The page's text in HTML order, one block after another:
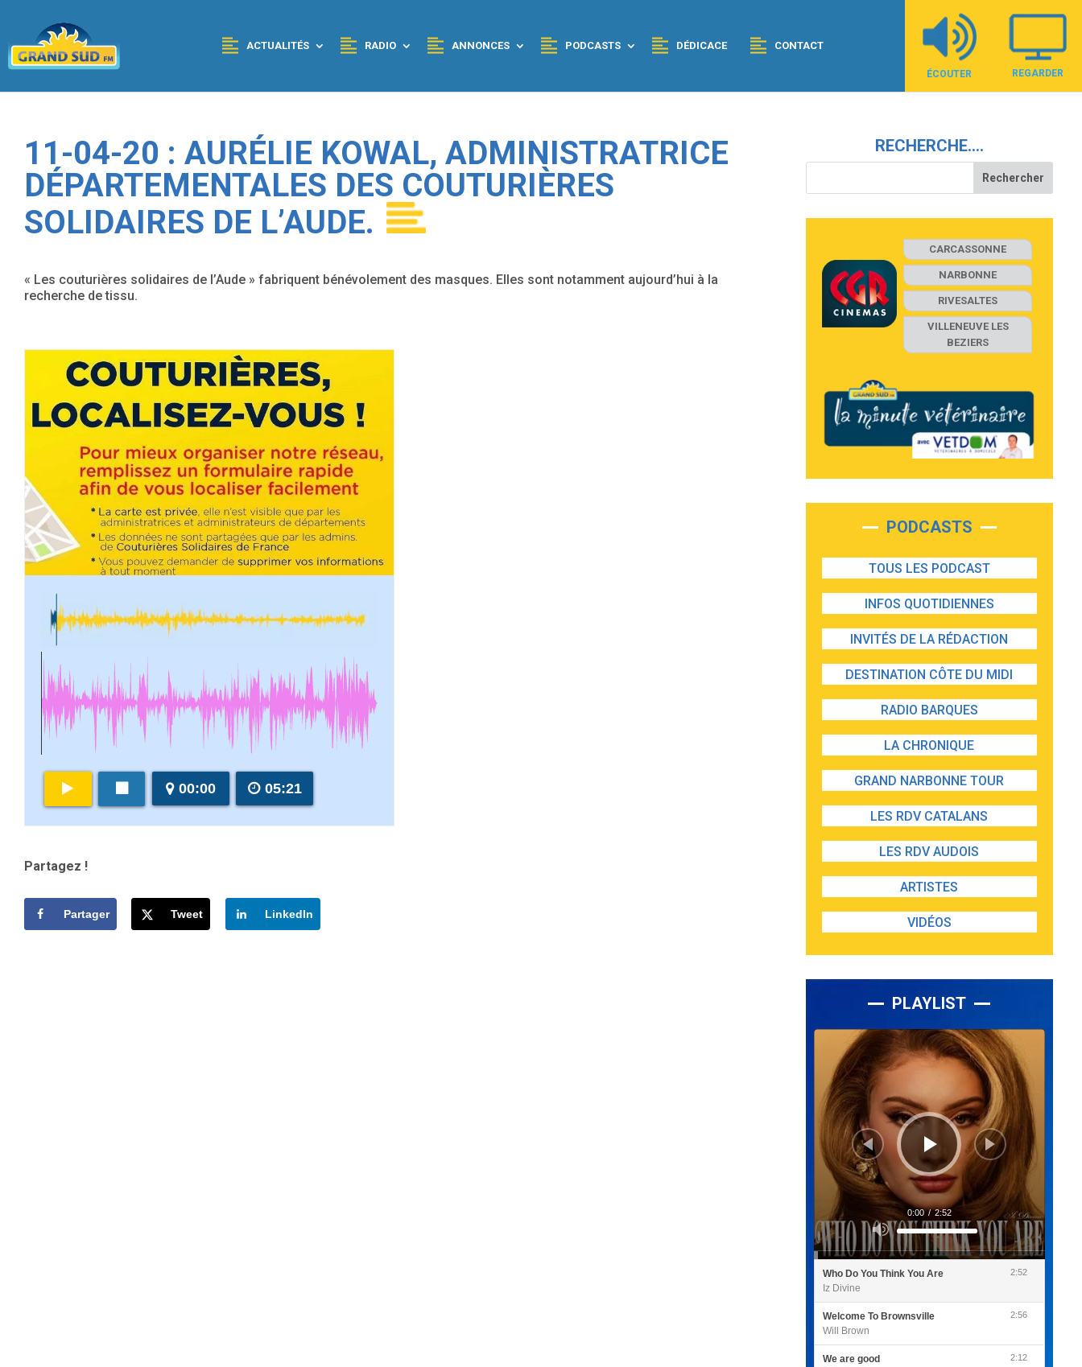
ACTUALITÉS RADIO ANNONCES PODCASTS DÉDICACE CONTACT
ÉCOUTER REGARDER
11-04-20 : AURÉLIE KOWAL, ADMINISTRATRICE
DÉPARTEMENTALES DES COUTURIÈRES
SOLIDAIRES DE L’AUDE.
« Les couturières solidaires de l’Aude » fabriquent bénévolement des masques. Elles sont notamment aujourd’hui à la
recherche de tissu.
00:00 05:21
Partagez !
Partager Tweet LinkedIn
RECHERCHE….
CARCASSONNE
NARBONNE
RIVESALTES
VILLENEUVE LES
BEZIERS
PODCASTS
TOUS LES PODCAST
INFOS QUOTIDIENNES
INVITÉS DE LA RÉDACTION
DESTINATION CÔTE DU MIDI
RADIO BARQUES
LA CHRONIQUE
GRAND NARBONNE TOUR
LES RDV CATALANS
LES RDV AUDOIS
ARTISTES
VIDÉOS
PLAYLIST
Lecteur
Utilisez
les
flèches
haut/bas
augmenter
le
volume.
0:00 / 2:52
Who Do You Think You Are
Iz Divine
2:52
Welcome To Brownsville
Will Brown
2:56
We are good
2:12